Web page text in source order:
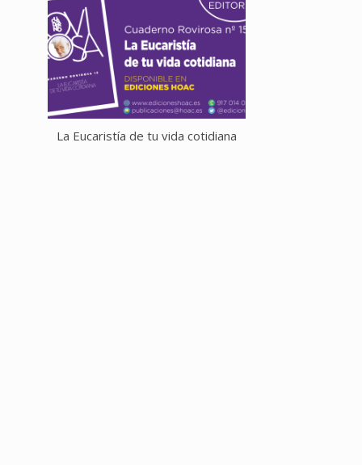
La Eucaristía de tu vida cotidiana